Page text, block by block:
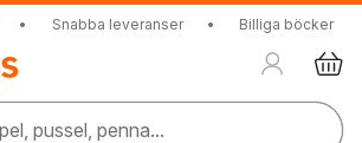
• Snabba leveranser • Billiga böcker
pussel, penna...